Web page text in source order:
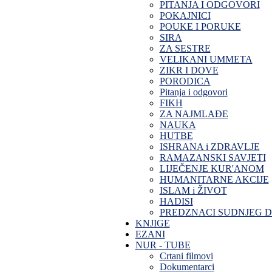
PITANJA I ODGOVORI
POKAJNICI
POUKE I PORUKE
SIRA
ZA SESTRE
VELIKANI UMMETA
ZIKR I DOVE
PORODICA
Pitanja i odgovori
FIKH
ZA NAJMLAĐE
NAUKA
HUTBE
ISHRANA i ZDRAVLJE
RAMAZANSKI SAVJETI
LIJEČENJE KUR'ANOM
HUMANITARNE AKCIJE
ISLAM i ŽIVOT
HADISI
PREDZNACI SUDNJEG
KNJIGE
EZANI
NUR - TUBE
Crtani filmovi
Dokumentarci